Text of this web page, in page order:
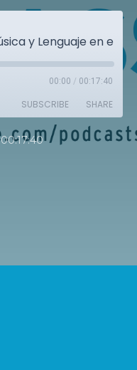
00:00 / 00:17:40
SUBSCRIBE SHARE
00:17:40